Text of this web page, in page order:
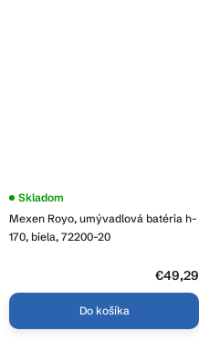
Mexen Royo, umývadlová batéria h-
170, biela, 72200-20
Skladom
€49,29
Do košíka